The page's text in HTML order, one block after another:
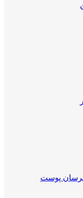
پوست